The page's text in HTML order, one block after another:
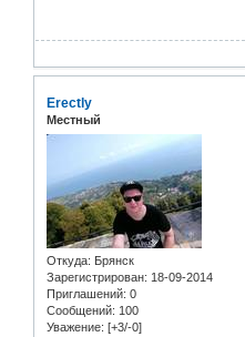
Erectly
Местный
Откуда: Брянск
Зарегистрирован: 18-09-2014
Приглашений: 0
Сообщений: 100
Уважение: [+3/-0]